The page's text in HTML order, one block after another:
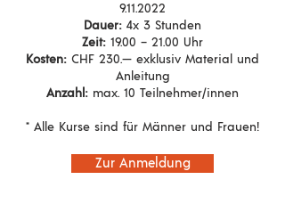
9.11.2022
Dauer: 4x 3 Stunden
Zeit: 19.00 – 21.00 Uhr
Kosten: CHF 230.— exklusiv Material und
Anleitung
Anzahl: max. 10 Teilnehmer/innen
* Alle Kurse sind für Männer und Frauen!
Zur Anmeldung